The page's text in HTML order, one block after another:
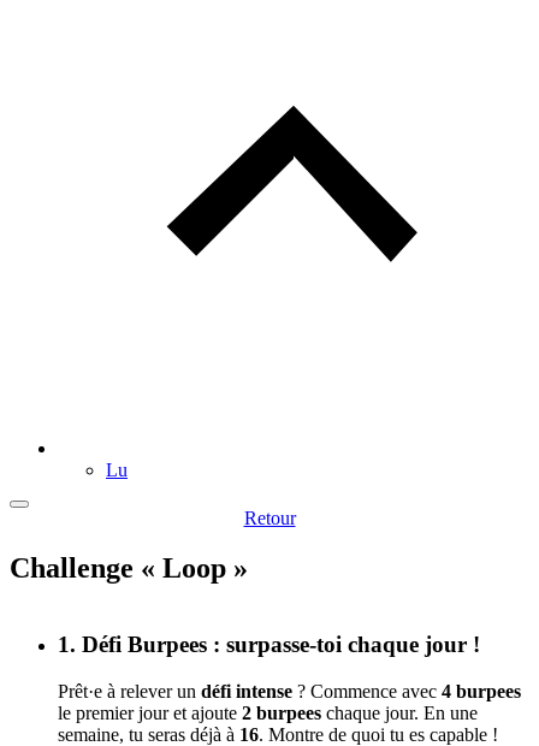
Lu
Retour
Challenge « Loop »
1. Défi Burpees : surpasse-toi chaque jour !
Prêt·e à relever un défi intense ? Commence avec 4 burpees
le premier jour et ajoute 2 burpees chaque jour. En une
semaine, tu seras déjà à 16. Montre de quoi tu es capable !